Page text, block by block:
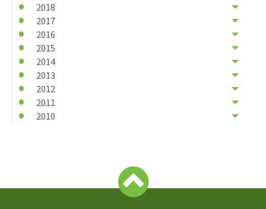
2018
2017
2016
2015
2014
2013
2012
2011
2010